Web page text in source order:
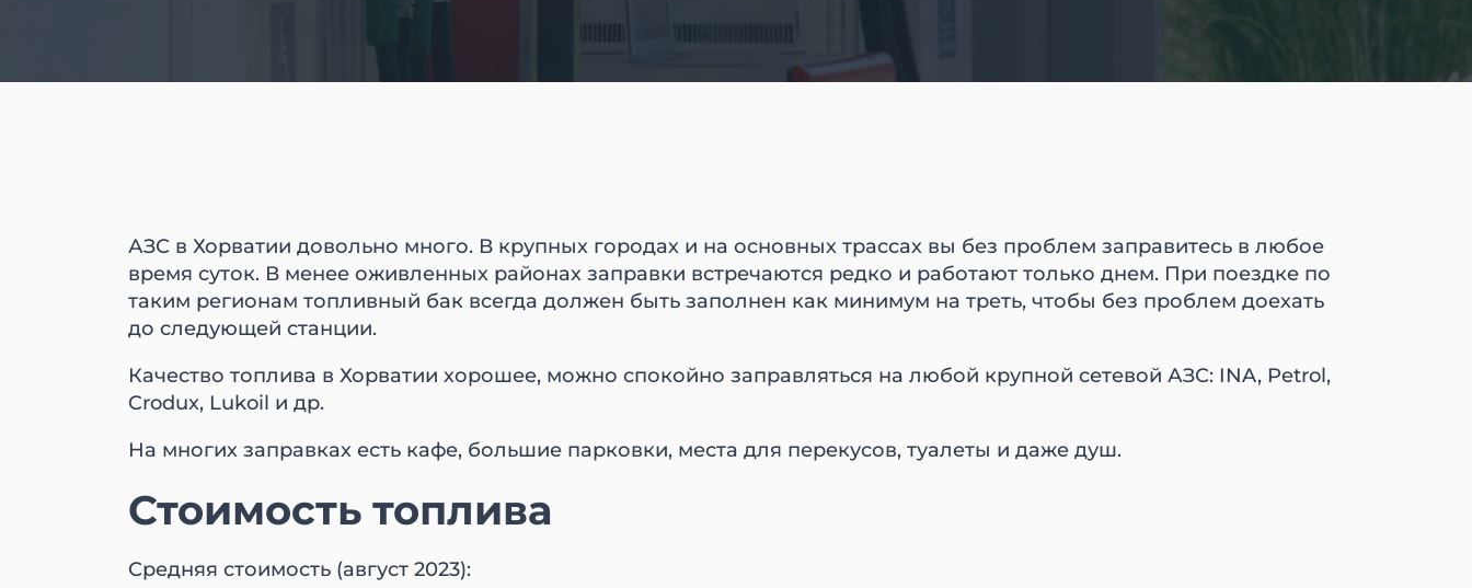
АЗС в Хорватии довольно много. В крупных городах и на основных трассах вы без проблем заправитесь в любое
время суток. В менее оживленных районах заправки встречаются редко и работают только днем. При поездке по
таким регионам топливный бак всегда должен быть заполнен как минимум на треть, чтобы без проблем доехать
до следующей станции.
Качество топлива в Хорватии хорошее, можно спокойно заправляться на любой крупной сетевой АЗС: INA, Petrol,
Crodux, Lukoil и др.
На многих заправках есть кафе, большие парковки, места для перекусов, туалеты и даже душ.
Стоимость топлива
Средняя стоимость (август 2023):